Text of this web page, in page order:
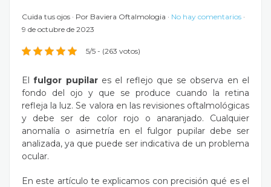
Cuida tus ojos Por Baviera Oftalmologia
No hay comentarios
9 de octubre de 2023
5/5 - (263 votos)
Elfulgor pupilar es el reflejo que se observa en el
fondo del ojo y que se produce cuando la retina
refleja la luz. Se valora en las revisiones oftalmológicas
y debe ser de color rojo o anaranjado. Cualquier
anomalía o asimetría en el fulgor pupilar debe ser
analizada, ya que puede ser indicativa de un problema
ocular.
En este artículo te explicamos con precisión qué es el